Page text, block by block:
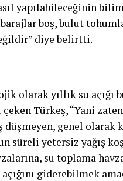
yapılabileceğinin
boş, bulut
diye belirtti.
yıllık su açığı
Türkeş, “Yani
düşmeyen, genel olarak
süreli yetersiz yağış
su toplama
giderebilmek